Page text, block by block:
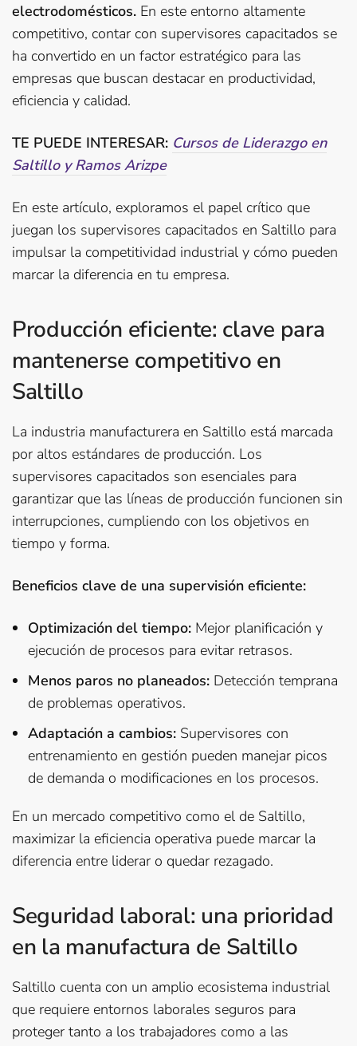
electrodomésticos. En este entorno altamente
competitivo, contar con supervisores capacitados se
ha convertido en un factor estratégico para las
empresas que buscan destacar en productividad,
eficiencia y calidad.
TE PUEDE INTERESAR: Cursos de Liderazgo en
Saltillo y Ramos Arizpe
En este artículo, exploramos el papel crítico que
juegan los supervisores capacitados en Saltillo para
impulsar la competitividad industrial y cómo pueden
marcar la diferencia en tu empresa.
Producción eficiente: clave para
mantenerse competitivo en
Saltillo
La industria manufacturera en Saltillo está marcada
por altos estándares de producción. Los
supervisores capacitados son esenciales para
garantizar que las líneas de producción funcionen sin
interrupciones, cumpliendo con los objetivos en
tiempo y forma.
Beneficios clave de una supervisión eficiente:
Optimización del tiempo: Mejor planificación y
ejecución de procesos para evitar retrasos.
Menos paros no planeados: Detección temprana
de problemas operativos.
Adaptación a cambios: Supervisores con
entrenamiento en gestión pueden manejar picos
de demanda o modificaciones en los procesos.
En un mercado competitivo como el de Saltillo,
maximizar la eficiencia operativa puede marcar la
diferencia entre liderar o quedar rezagado.
Seguridad laboral: una prioridad
en la manufactura de Saltillo
Saltillo cuenta con un amplio ecosistema industrial
que requiere entornos laborales seguros para
proteger tanto a los trabajadores como a las